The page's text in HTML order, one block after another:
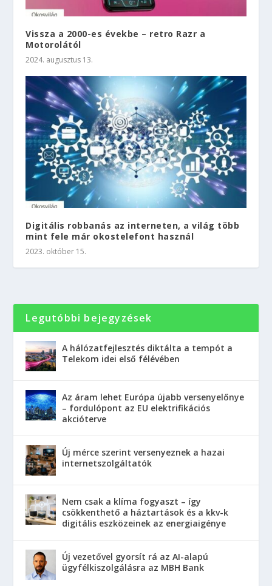
Vissza a 2000-es évekbe – retro Razr a
Motorolától
2024. augusztus 13.
Digitális robbanás az interneten, a világ több
mint fele már okostelefont használ
2023. október 15.
Legutóbbi bejegyzések
A hálózatfejlesztés diktálta a tempót a
Telekom idei első félévében
Az áram lehet Európa újabb versenyelőnye
– fordulópont az EU elektrifikációs
akcióterve
Új mérce szerint versenyeznek a hazai
internetszolgáltatók
Nem csak a klíma fogyaszt – így
csökkenthető a háztartások és a kkv-k
digitális eszközeinek az energiaigénye
Új vezetővel gyorsít rá az AI-alapú
ügyfélkiszolgálásra az MBH Bank